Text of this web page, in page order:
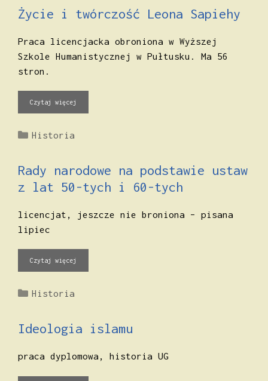
Życie i twórczość Leona Sapiehy
Praca licencjacka obroniona w Wyższej
Szkole Humanistycznej w Pułtusku. Ma 56
stron.
Czytaj więcej
Kategorie
Historia
Rady narodowe na podstawie ustaw
z lat 50-tych i 60-tych
licencjat, jeszcze nie broniona – pisana
lipiec
Czytaj więcej
Kategorie
Historia
Ideologia islamu
praca dyplomowa, historia UG